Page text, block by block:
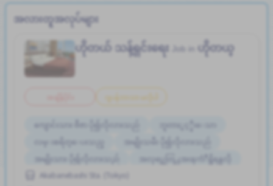
အလားတူအလုပ်များ
ဟိုတယ် သန့်ရှင်းရေး ဟိုတယ္
ဂျပန်ဘာသာ မလိုပါ
ကျောင်းသား ဗီဇာ ပို၍လိုလားသည်
ဘူတာႏွင့္နီးေသာ
လမ္းစရိတ္ေပးသည္
အမျိုးသမီး ပို၍လိုလားသည်
အမျိုးသား ပို၍လိုလားသည်
အလုပ္အေတြ႕အၾကံဳရွိရန္မလို
ႏိုင္ငံျခားသားအလုပ္
Akabanebashi Sta. (Tokyo)